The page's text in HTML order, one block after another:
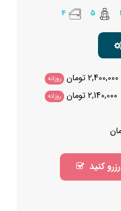
5
4
2,400,000تومان روزانه
2,140,000تومان روزانه
رزرو کنید